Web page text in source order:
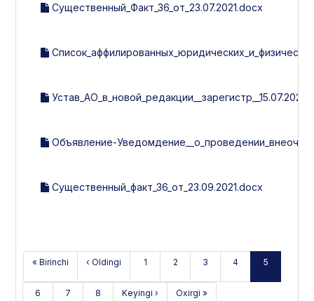
Существенный_Факт_36_от_23.07.2021.docx
Объявление-
Существенный_факт_36_от_23.09.2021.docx
« Birinchi ‹ Oldingi 1 2 3 4 5
6 7 8 Keyingi › Oxirgi »